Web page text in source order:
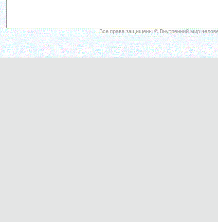
Все права защищены © Внутренний мир